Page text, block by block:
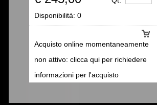
Acquisto online momentaneamente
non attivo: clicca qui per richiedere
informazioni per l'acquisto
Disponibilità: 0